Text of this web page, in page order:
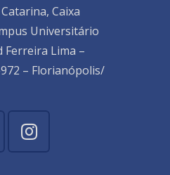
Caixa
Universitário
Ferreira Lima –
– Florianópolis/